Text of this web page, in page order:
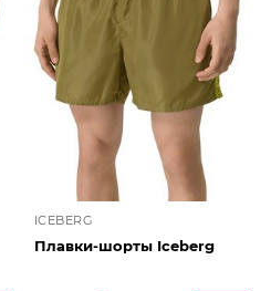
ICEBERG
Плавки-шорты Iceberg